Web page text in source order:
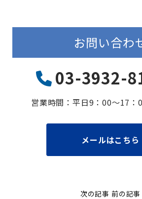
お問い合わ
03-3932-
営業時間：平⽇9：00〜17：
メールはこちら
次の記事 前の記事